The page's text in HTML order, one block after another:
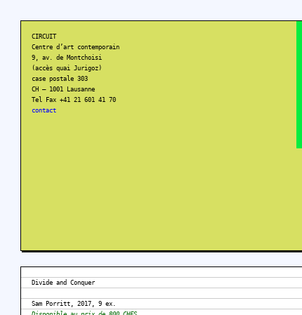
CIRCUIT
Centre d’art contemporain
9, av. de Montchoisi
(accès quai Jurigoz)
case postale 303
CH – 1001 Lausanne
Tel Fax +41 21 601 41 70
contact
Divide and Conquer
Sam Porritt, 2017, 9 ex.